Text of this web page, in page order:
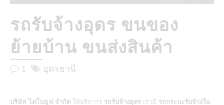
รถรับจ้างอุดร ขนของ
ย้ายบ้าน ขนส่งสินค้า
1 อุดรธานี
บริษัท ไดโนมูฟ จำกัด ให้บริกาาร รถรับจ้างอุดร เรามี รถกระบะรับจ้างใน